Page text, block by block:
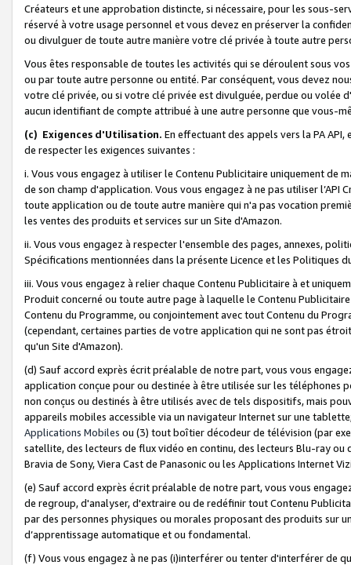
Créateurs et une approbation distincte, si nécessaire, pour les sous-
réservé à votre usage personnel et vous devez en préserver la
ou divulguer de toute autre manière votre clé privée à toute autre
Vous êtes responsable de toutes les activités qui se déroulent sous
ou par toute autre personne ou entité. Par conséquent, vous devez
votre clé privée, ou si votre clé privée est divulguée, perdue ou volée
aucun identifiant de compte attribué à une autre personne que vous-
(c) Exigences d'Utilisation. En effectuant des appels vers la PA
de respecter les exigences suivantes :
i. Vous vous engagez à utiliser le Contenu Publicitaire uniquement de
de son champ d'application. Vous vous engagez à ne pas utiliser l’API
toute application ou de toute autre manière qui n'a pas vocation
les ventes des produits et services sur un Site d'Amazon.
ii. Vous vous engagez à respecter l'ensemble des pages, annexes,
Spécifications mentionnées dans la présente Licence et les Politiques
iii. Vous vous engagez à relier chaque Contenu Publicitaire à et
Produit concerné ou toute autre page à laquelle le Contenu
Contenu du Programme, ou conjointement avec tout Contenu du
(cependant, certaines parties de votre application qui ne sont pas
qu'un Site d'Amazon).
(d) Sauf accord exprès écrit préalable de notre part, vous vous
application conçue pour ou destinée à être utilisée sur les téléphones
non conçus ou destinés à être utilisés avec de tels dispositifs, mais
appareils mobiles accessible via un navigateur Internet sur une
Applications Mobiles ou (3) tout boîtier décodeur de télévision (par
satellite, des lecteurs de flux vidéo en continu, des lecteurs Blu-ray
Bravia de Sony, Viera Cast de Panasonic ou les Applications Internet
(e) Sauf accord exprès écrit préalable de notre part, vous vous
de regroup, d'analyser, d'extraire ou de redéfinir tout Contenu
par des personnes physiques ou morales proposant des produits sur
d’apprentissage automatique et ou fondamental.
(f) Vous vous engagez à ne pas (i)interférer ou tenter d'interférer de